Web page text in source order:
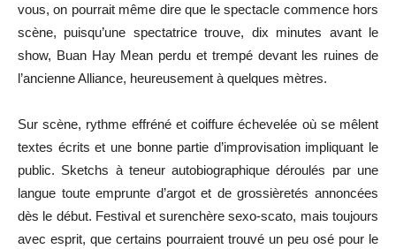
vous, on pourrait même dire que le spectacle commence hors
scène, puisqu’une spectatrice trouve, dix minutes avant le
show, Buan Hay Mean perdu et trempé devant les ruines de
l’ancienne Alliance, heureusement à quelques mètres.
Sur scène, rythme effréné et coiffure échevelée où se mêlent
textes écrits et une bonne partie d’improvisation impliquant le
public. Sketchs à teneur autobiographique déroulés par une
langue toute emprunte d’argot et de grossièretés annoncées
dès le début. Festival et surenchère sexo-scato, mais toujours
avec esprit, que certains pourraient trouvé un peu osé pour le